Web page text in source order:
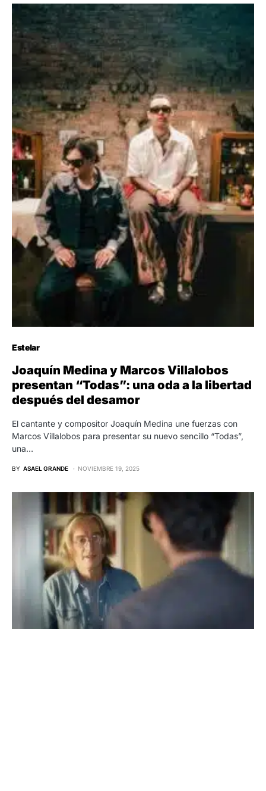
Estelar
Joaquín Medina y Marcos Villalobos
presentan “Todas”: una oda a la libertad
después del desamor
El cantante y compositor Joaquín Medina une fuerzas con
Marcos Villalobos para presentar su nuevo sencillo “Todas”,
una…
BY ASAEL GRANDE NOVIEMBRE 19, 2025